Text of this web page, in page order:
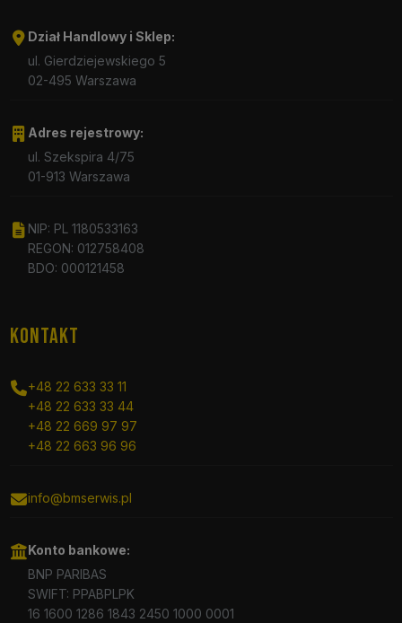
Dział Handlowy i Sklep:
ul. Gierdziejewskiego 5
02-495 Warszawa
Adres rejestrowy:
ul. Szekspira 4/75
01-913 Warszawa
NIP: PL 1180533163
REGON: 012758408
BDO: 000121458
KONTAKT
+48 22 633 33 11
+48 22 633 33 44
+48 22 669 97 97
+48 22 663 96 96
info@bmserwis.pl
Konto bankowe:
BNP PARIBAS
SWIFT: PPABPLPK
16 1600 1286 1843 2450 1000 0001